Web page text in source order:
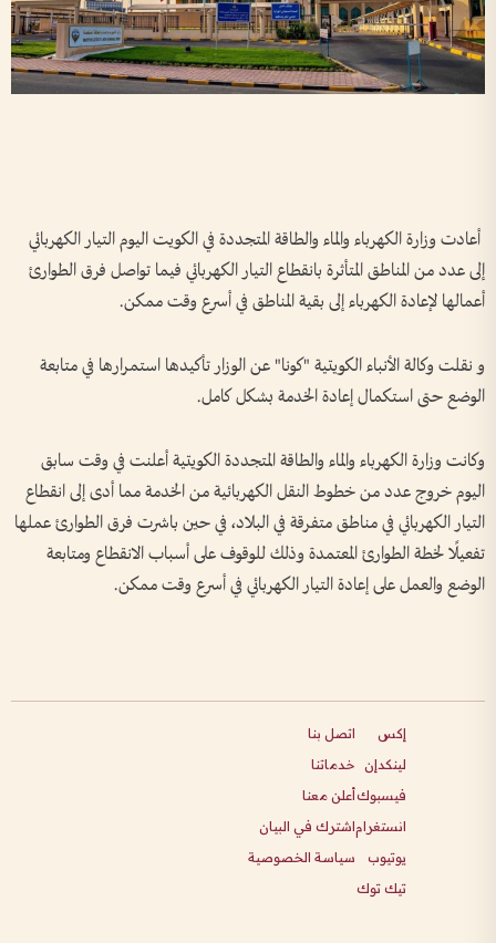
أعادت وزارة الكهرباء والماء والطاقة المتجددة في الكويت اليوم التيار الكهربائي
إلى عدد من المناطق المتأثرة بانقطاع التيار الكهربائي فيما تواصل فرق الطوارئ
أعمالها لإعادة الكهرباء إلى بقية المناطق في أسرع وقت ممكن.
و نقلت وكالة الأنباء الكويتية "كونا" عن الوزار تأكيدها استمرارها في متابعة
الوضع حتى استكمال إعادة الخدمة بشكل كامل.
وكانت وزارة الكهرباء والماء والطاقة المتجددة الكويتية أعلنت في وقت سابق
اليوم خروج عدد من خطوط النقل الكهربائية من الخدمة مما أدى إلى انقطاع
التيار الكهربائي في مناطق متفرقة في البلاد، في حين باشرت فرق الطوارئ عملها
تفعيلًا لخطة الطوارئ المعتمدة وذلك للوقوف على أسباب الانقطاع ومتابعة
الوضع والعمل على إعادة التيار الكهربائي في أسرع وقت ممكن.
إكس
لينكدإن
فيسبوك
انستغرام
يوتيوب
تيك توك
اتصل بنا
خدماتنا
أعلن معنا
اشترك في البيان
سياسة الخصوصية